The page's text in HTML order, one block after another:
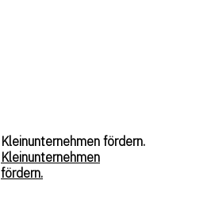
Kleinunternehmen fördern.
Kleinunternehmen
fördern.